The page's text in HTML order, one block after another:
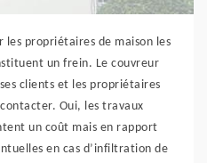
les propriétaires de maison les
un frein. Le couvreur
clients et les propriétaires
Oui, les travaux
un coût mais en rapport
en cas d’infiltration de